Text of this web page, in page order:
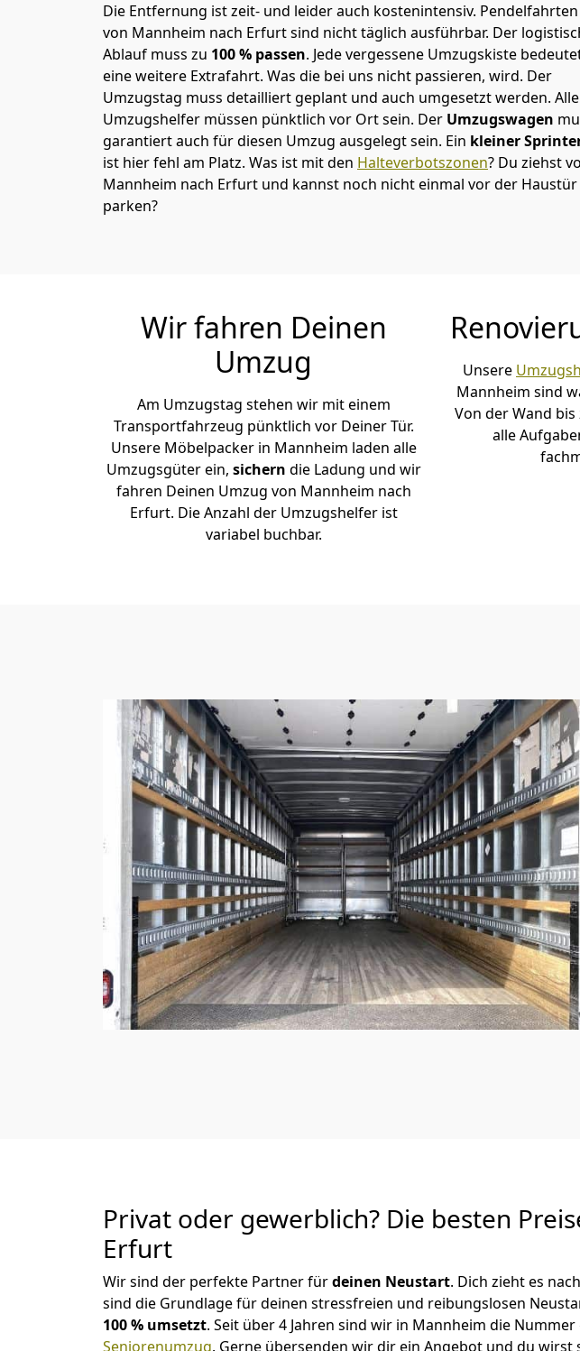
Die Entfernung ist zeit- und leider auch kostenintensiv. Pendelfahrten
von Mannheim nach Erfurt sind nicht täglich ausführbar. Der
Ablauf muss zu 100 % passen. Jede vergessene Umzugskiste
eine weitere Extrafahrt. Was die bei uns nicht passieren, wird. Der
Umzugstag muss detailliert geplant und auch umgesetzt werden. Alle
Umzugshelfer müssen pünktlich vor Ort sein. Der Umzugswagen
garantiert auch für diesen Umzug ausgelegt sein. Ein kleiner
ist hier fehl am Platz. Was ist mit den Halteverbotszonen? Du ziehst
Mannheim nach Erfurt und kannst noch nicht einmal vor der Haustür
parken?
Wir fahren Deinen
Umzug
Am Umzugstag stehen wir mit einem
Transportfahrzeug pünktlich vor Deiner Tür.
Unsere Möbelpacker in Mannheim laden alle
Umzugsgüter ein, sichern die Ladung und wir
fahren Deinen Umzug von Mannheim nach
Erfurt. Die Anzahl der Umzugshelfer ist
variabel buchbar.
Unsere
Mannheim sind
Von der Wand
alle
Privat oder gewerblich? Die besten
Erfurt
Wir sind der perfekte Partner fürdeinen Neustart. Dich zieht es
sind die Grundlage für deinen stressfreien und reibungslosen
100 % umsetzt. Seit über 4 Jahren sind wir in Mannheim die Nummer
Seniorenumzug. Gerne übersenden wir dir ein Angebot und du wirst